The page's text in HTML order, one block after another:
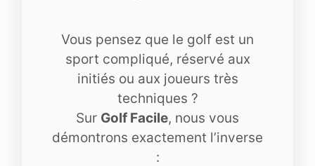
Vous pensez que le golf est un
sport compliqué, réservé aux
initiés ou aux joueurs très
techniques ?
Sur Golf Facile, nous vous
démontrons exactement l’inverse
: